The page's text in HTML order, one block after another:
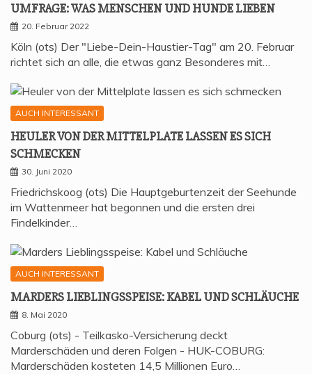
UMFRA­GE: WAS MEN­SCHEN UND HUN­DE LIEBEN
20. Februar 2022
Köln (ots) Der "Liebe-Dein-Haustier-Tag" am 20. Februar
richtet sich an alle, die etwas ganz Besonderes mit…
AUCH INTERESSANT
HEU­LER VON DER MIT­TEL­P­LA­TE LAS­SEN ES SICH
SCHMECKEN
30. Juni 2020
Friedrichskoog (ots) Die Hauptgeburtenzeit der Seehunde
im Wattenmeer hat begonnen und die ersten drei
Findelkinder…
AUCH INTERESSANT
MAR­DERS LIEB­LINGS­SPEI­SE: KABEL UND SCHLÄUCHE
8. Mai 2020
Coburg (ots) - Teilkasko-Versicherung deckt
Marderschäden und deren Folgen - HUK-COBURG:
Marderschäden kosteten 14,5 Millionen Euro…